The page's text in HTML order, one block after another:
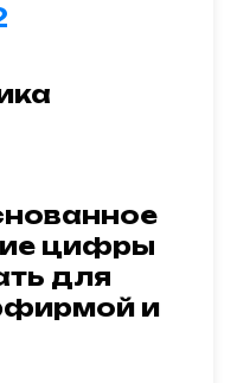
цифры
для
и